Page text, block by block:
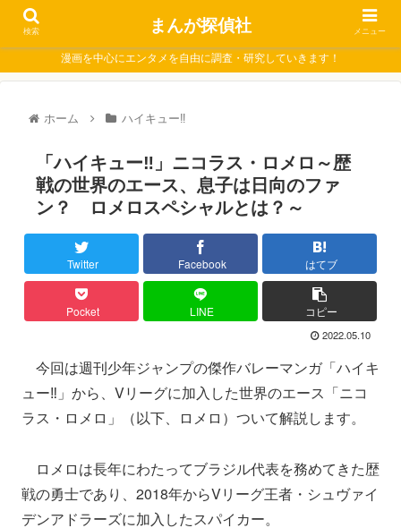
漫画を中心にエンタメを自由に調査・研究していきます！
ホーム ハイキュー‼
「ハイキュー‼」ニコラス・ロメロ～歴
戦の世界のエース、息子は日向のファ
ン？ ロメロスペシャルとは？～
Twitter Facebook はてブ
Pocket LINE コピー
2022.05.10
今回は週刊少年ジャンプの傑作バレーマンガ「ハイキ
ュー‼」から、Vリーグに加入した世界のエース「ニコ
ラス・ロメロ」（以下、ロメロ）ついて解説します。
ロメロは長年にわたってブラジル代表を務めてきた歴
戦の勇士であり、2018年からVリーグ王者・シュヴァイ
デンアドラーズに加入したスパイカー。
検索 まんが探偵社 メニュー